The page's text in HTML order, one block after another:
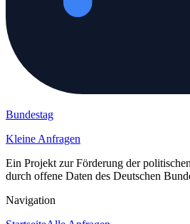
Bundestag
Kleine Anfragen
Ein Projekt zur Förderung der
durch offene Daten des Deutschen
Navigation